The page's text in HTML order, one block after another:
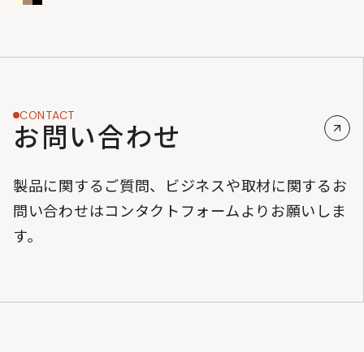
CONTACT
お問い合わせ
製品に関するご質問、ビジネスや取材に関するお
問い合わせはコンタクトフォームよりお願いしま
す。